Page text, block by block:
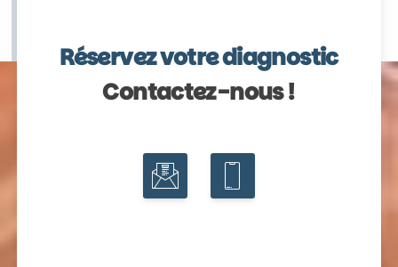
Réservez votre diagnostic
Contactez-nous !